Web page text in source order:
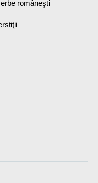
româneşti